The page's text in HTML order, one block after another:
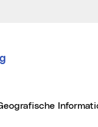
Geografische